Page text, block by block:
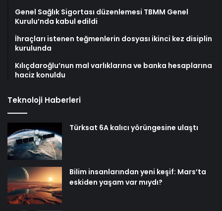
Genel Sağlık Sigortası düzenlemesi TBMM Genel
Kurulu’nda kabul edildi
İhraçları istenen teğmenlerin dosyası ikinci kez disiplin
kurulunda
Kılıçdaroğlu’nun mal varlıklarına ve banka hesaplarına
haciz konuldu
Teknoloji Haberleri
Türksat 6A kalıcı yörüngesine ulaştı
Bilim insanlarından yeni keşif: Mars’ta
eskiden yaşam var mıydı?